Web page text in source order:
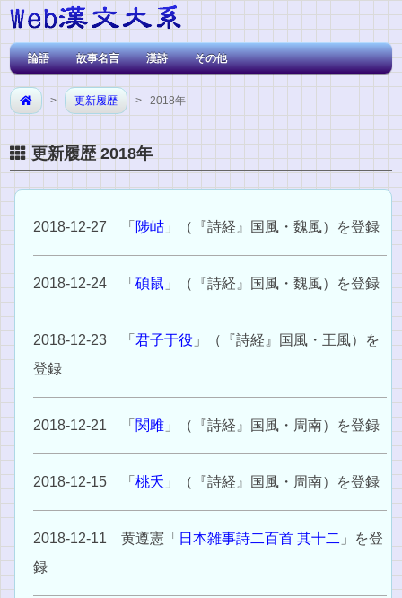
論語 故事名言 漢詩 その他
> 更新履歴 > 2018年
更新履歴 2018年
2018-12-27 「 陟岵 」（『詩経』国風・魏風）を登録
2018-12-24 「碩鼠 」（『詩経』国風・魏風）を登録
2018-12-23 「君子于役 」（『詩経』国風・王風）を
登録
2018-12-21 「 関雎 」（『詩経』国風・周南）を登録
2018-12-15 「桃夭 」（『詩経』国風・周南）を登録
2018-12-11 黄遵憲「 日本雑事詩二百首 其十二 」を登
録